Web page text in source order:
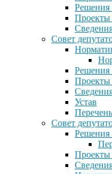
Решения
Проекты
Совет
Решения
Проекты
Устав
Совет
Решения
Проекты